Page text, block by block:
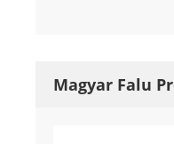
Magyar Falu